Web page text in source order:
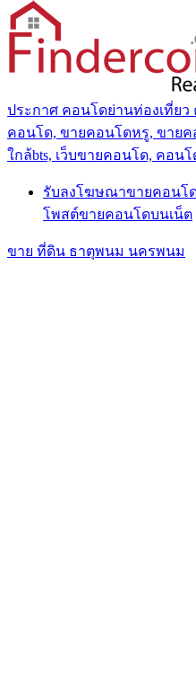
ประกาศ คอนโดย่านท่องเที่ย
คอนโด, ขายคอนโดหรู, ขาย
ใกล้bts, เว็บขายคอนโด, คอน
รับลงโฆษณาขายคอนโ
โพสต์ขายคอนโดบนเน็ต
ขาย ที่ดิน ธาตุพนม นครพนม